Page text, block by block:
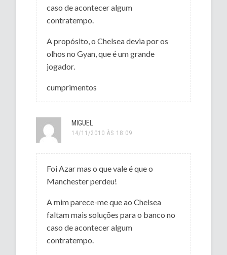
caso de acontecer algum
contratempo.
A propósito, o Chelsea devia por os
olhos no Gyan, que é um grande
jogador.
cumprimentos
MIGUEL
14/11/2010 ÀS 18:09
Foi Azar mas o que vale é que o
Manchester perdeu!
A mim parece-me que ao Chelsea
faltam mais soluções para o banco no
caso de acontecer algum
contratempo.